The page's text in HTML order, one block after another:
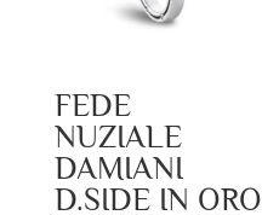
FEDE
NUZIALE
DAMIANI
D.SIDE IN ORO